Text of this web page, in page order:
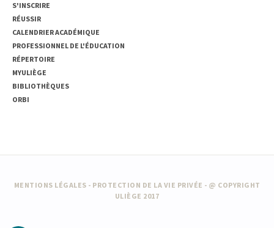
S'INSCRIRE
RÉUSSIR
CALENDRIER ACADÉMIQUE
PROFESSIONNEL DE L'ÉDUCATION
RÉPERTOIRE
MYULIÈGE
BIBLIOTHÈQUES
ORBI
MENTIONS LÉGALES - PROTECTION DE LA VIE PRIVÉE - @ COPYRIGHT
ULIÈGE 2017